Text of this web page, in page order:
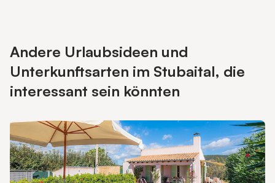
Andere Urlaubsideen und
Unterkunftsarten im Stubaital, die
interessant sein könnten